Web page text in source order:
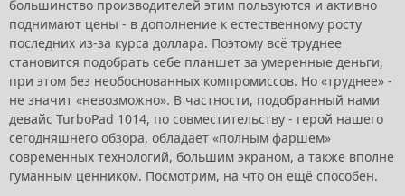
большинство производителей этим пользуются и активно
поднимают цены - в дополнение к естественному росту
последних из-за курса доллара. Поэтому всё труднее
становится подобрать себе планшет за умеренные деньги,
при этом без необоснованных компромиссов. Но «труднее» -
не значит «невозможно». В частности, подобранный нами
девайс TurboPad 1014, по совместительству - герой нашего
сегодняшнего обзора, обладает «полным фаршем»
современных технологий, большим экраном, а также вполне
гуманным ценником. Посмотрим, на что он ещё способен.